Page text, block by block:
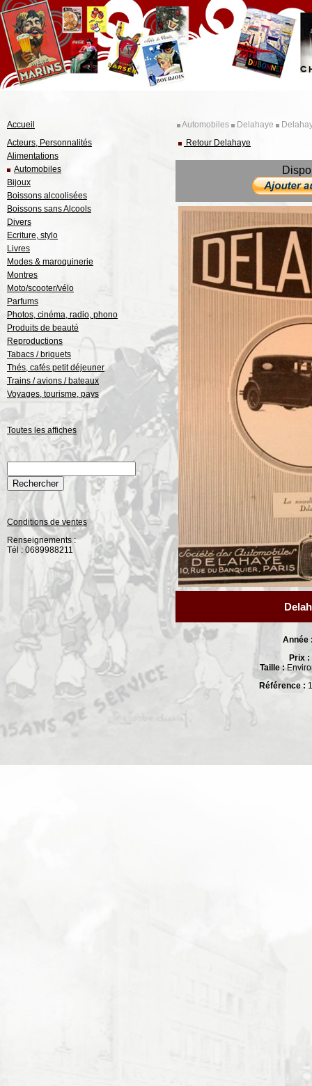
Automobiles Delahaye
Accueil
Acteurs, Personnalités
Alimentations
Automobiles
Bijoux
Boissons alcoolisées
Boissons sans Alcools
Divers
Ecriture, stylo
Livres
Modes & maroquinerie
Montres
Moto/scooter/vélo
Parfums
Photos, cinéma, radio, phono
Produits de beauté
Reproductions
Tabacs / briquets
Thés, cafés petit déjeuner
Trains / avions / bateaux
Voyages, tourisme, pays
Toutes les affiches
Conditions de ventes
Renseignements :
Tél : 0689988211
Retour Delahaye
Année
Prix :
Taille :
Référence :